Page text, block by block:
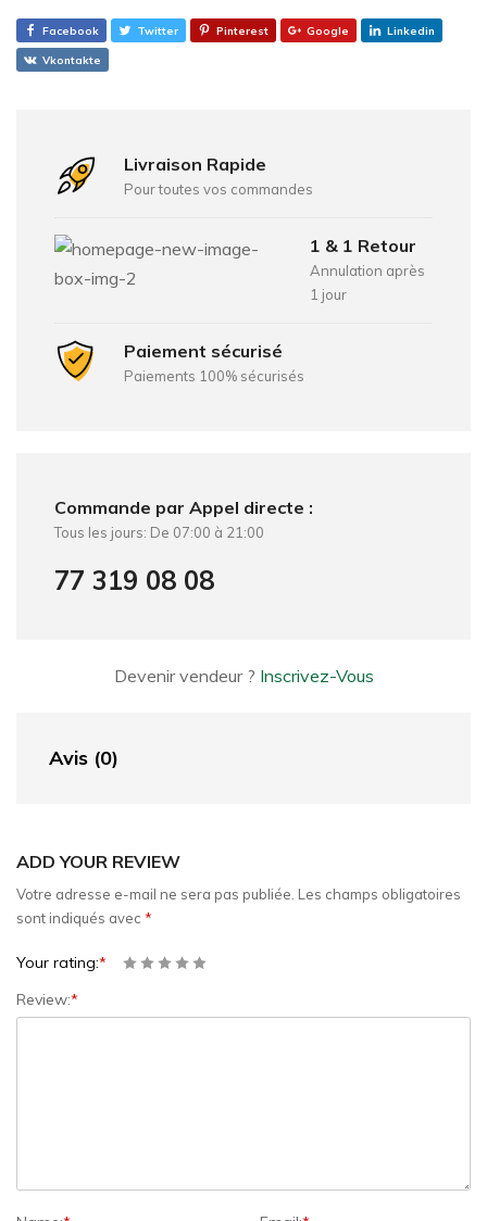
Facebook Twitter Pinterest Google Linkedin
Vkontakte
Livraison Rapide
Pour toutes vos commandes
1 & 1 Retour
Annulation après
1 jour
Paiement sécurisé
Paiements 100% sécurisés
Commande par Appel directe :
Tous les jours: De 07:00 à 21:00
77 319 08 08
Devenir vendeur ? Inscrivez-Vous
Avis (0)
ADD YOUR REVIEW
Votre adresse e-mail ne sera pas publiée. Les champs obligatoires
sont indiqués avec *
Your rating:*
Review:*